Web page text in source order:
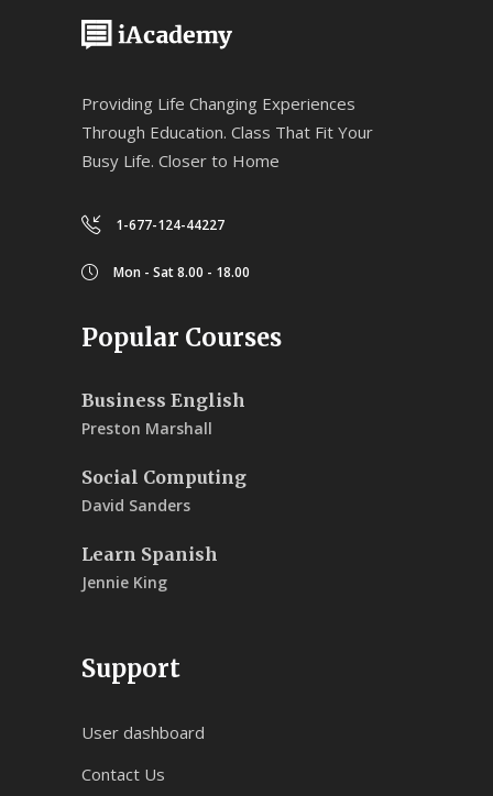
Providing Life Changing Experiences
Through Education. Class That Fit Your
Busy Life. Closer to Home
1-677-124-44227
Mon - Sat 8.00 - 18.00
Popular Courses
Business English
Preston Marshall
Social Computing
David Sanders
Learn Spanish
Jennie King
Support
User dashboard
Contact Us